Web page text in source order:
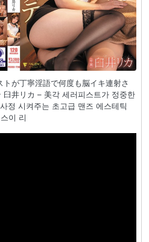
が丁寧淫語で何度も脳イキ連射さ
井リカ – 美각 세러피스트가 정중한
정 시켜주는 초고급 맨즈 에스테틱
이 리